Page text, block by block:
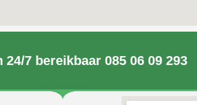
7 bereikbaar 085 06 09 293